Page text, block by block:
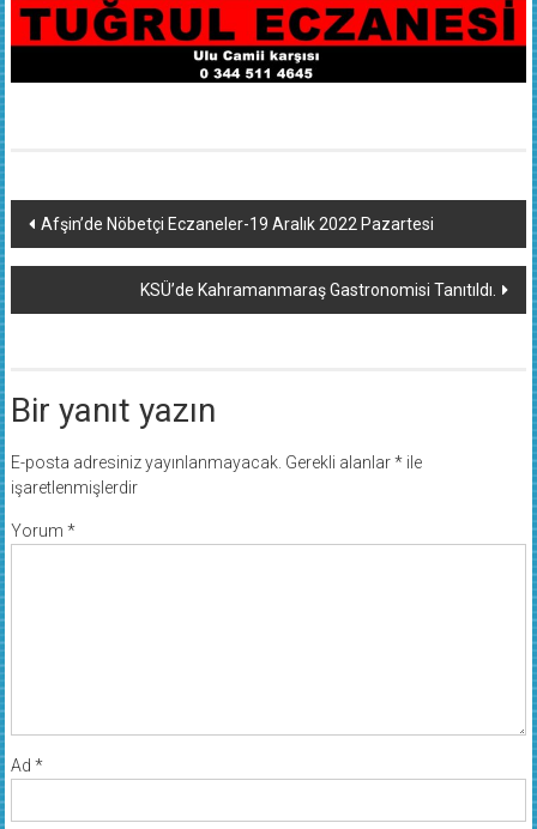
Yazı
dolaşımı
Afşin’de Nöbetçi Eczaneler-19 Aralık 2022 Pazartesi
KSÜ’de Kahramanmaraş Gastronomisi Tanıtıldı.
Bir yanıt yazın
E-posta adresiniz yayınlanmayacak. Gerekli alanlar*ile
işaretlenmişlerdir
Yorum *
Ad *